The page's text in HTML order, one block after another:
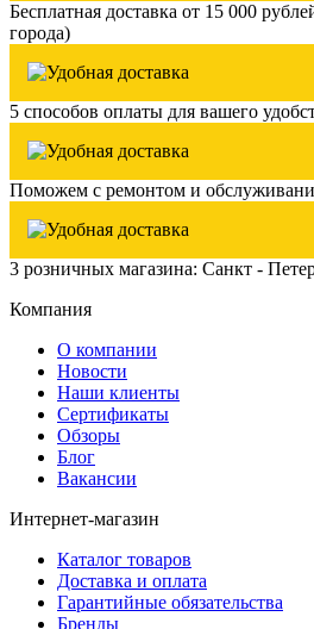
Бесплатная доставка от 15 000
города)
5 способов оплаты для вашего
Поможем с ремонтом и
3 розничных магазина: Санкт -
Компания
О компании
Новости
Наши клиенты
Сертификаты
Обзоры
Блог
Вакансии
Интернет-магазин
Каталог товаров
Доставка и оплата
Гарантийные обязательства
Бренды